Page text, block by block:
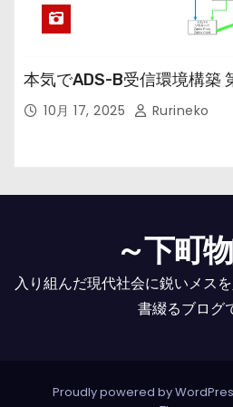
本気でADS-B受信環境構築
10月 17, 2025 Rurineko
～下町
入り組んだ現代社会に鋭いメス
書綴るブログ
Proudly powered by